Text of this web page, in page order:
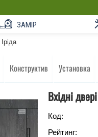
ЗАМІР
Іріда
Конструктив Установка
Вхідні
Код:
Рейтинг: